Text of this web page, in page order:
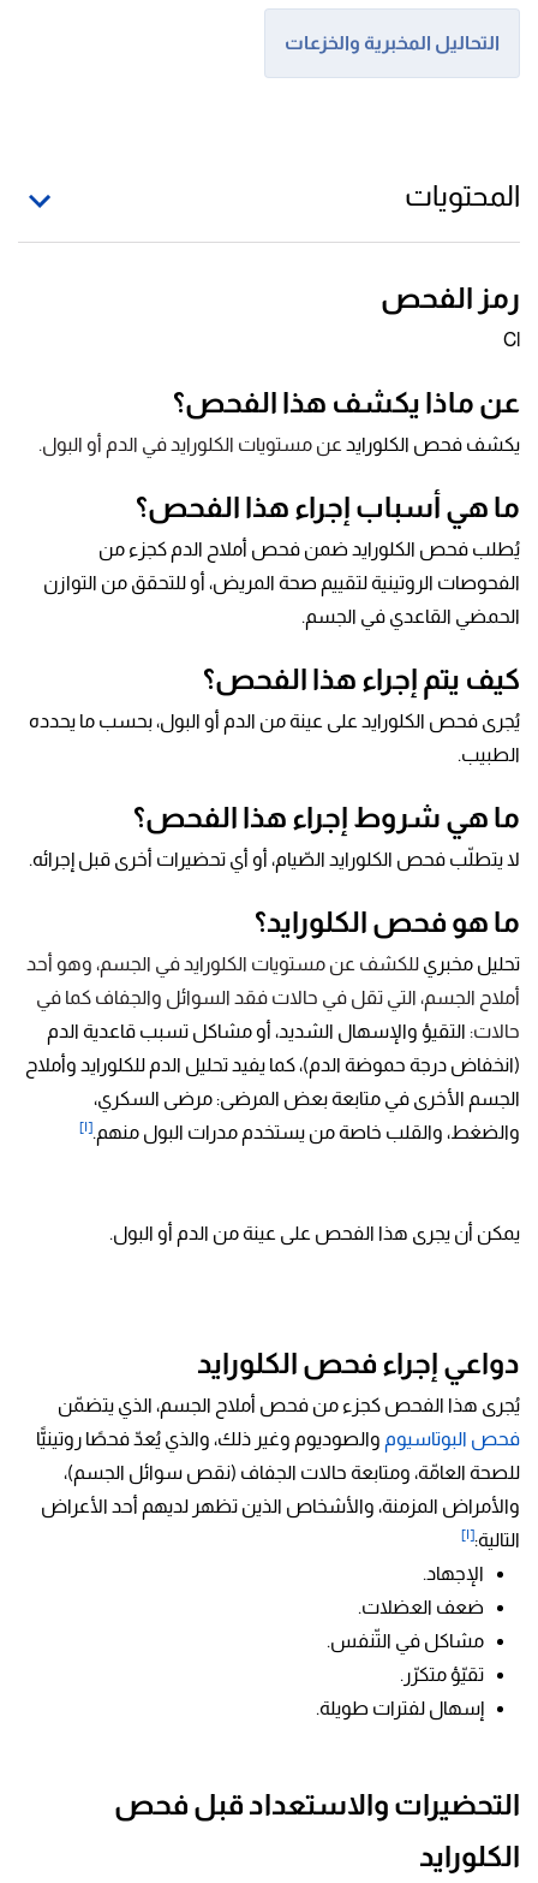
التحاليل المخبرية والخزعات
المحتويات
رمز الفحص
Cl
عن ماذا يكشف هذا الفحص؟
يكشف فحص الكلورايد عن مستويات الكلورايد في الدم أو البول.
ما هي أسباب إجراء هذا الفحص؟
يُطلب فحص الكلورايد ضمن فحص أملاح الدم كجزء من
الفحوصات الروتينية لتقييم صحة المريض، أو للتحقق من التوازن
الحمضي القاعدي في الجسم.
كيف يتم إجراء هذا الفحص؟
يُجرى فحص الكلورايد على عينة من الدم أو البول، بحسب ما يحدده
الطبيب.
ما هي شروط إجراء هذا الفحص؟
لا يتطلّب فحص الكلورايد الصّيام، أو أي تحضيرات أخرى قبل إجرائه.
ما هو فحص الكلورايد؟
تحليل مخبري للكشف عن مستويات الكلورايد في الجسم، وهو أحد
أملاح الجسم، التي تقل في حالات فقد السوائل والجفاف كما في
حالات: التقيؤ والإسهال الشديد، أو مشاكل تسبب قاعدية الدم
(انخفاض درجة حموضة الدم)، كما يفيد تحليل الدم للكلورايد وأملاح
الجسم الأخرى في متابعة بعض المرضى: مرضى السكري،
والضغط، والقلب خاصة من يستخدم مدرات البول منهم.[١]
يمكن أن يجرى هذا الفحص على عينة من الدم أو البول.
دواعي إجراء فحص الكلورايد
يُجرى هذا الفحص كجزء من فحص أملاح الجسم، الذي يتضمّن
فحص البوتاسيوم والصوديوم وغير ذلك، والذي يُعدّ فحصًا روتينيًّا
للصحة العامّة، ومتابعة حالات الجفاف (نقص سوائل الجسم)،
والأمراض المزمنة، والأشخاص الذين تظهر لديهم أحد الأعراض
التالية:[١]
الإجهاد.
ضعف العضلات.
مشاكل في التّنفس.
تقيّؤ متكرّر.
إسهال لفترات طويلة.
التحضيرات والاستعداد قبل فحص
الكلورايد